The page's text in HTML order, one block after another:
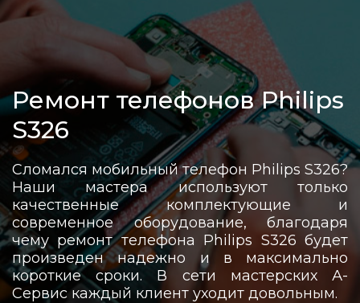
Ремонт телефонов Philips
S326
Сломался мобильный телефон Philips S326?
Наши мастера используют только
качественные комплектующие и
современное оборудование, благодаря
чему ремонт телефона Philips S326 будет
произведен надежно и в максимально
короткие сроки. В сети мастерских А-
Сервис каждый клиент уходит довольным.